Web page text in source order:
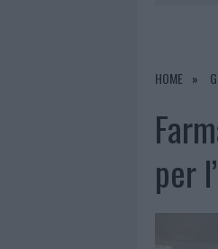
HOME
per